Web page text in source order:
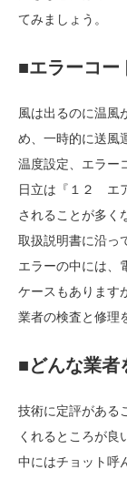
てみましょう。
■エラーコー
風は出るのに温風
め、一時的に送風
温度設定、エラー
日立は『１２ エ
されることが多く
取扱説明書に沿っ
エラーの中には、
ケースもあります
業者の検査と修理
■どんな業者
技術に定評がある
くれるところが良
中にはチョット呼